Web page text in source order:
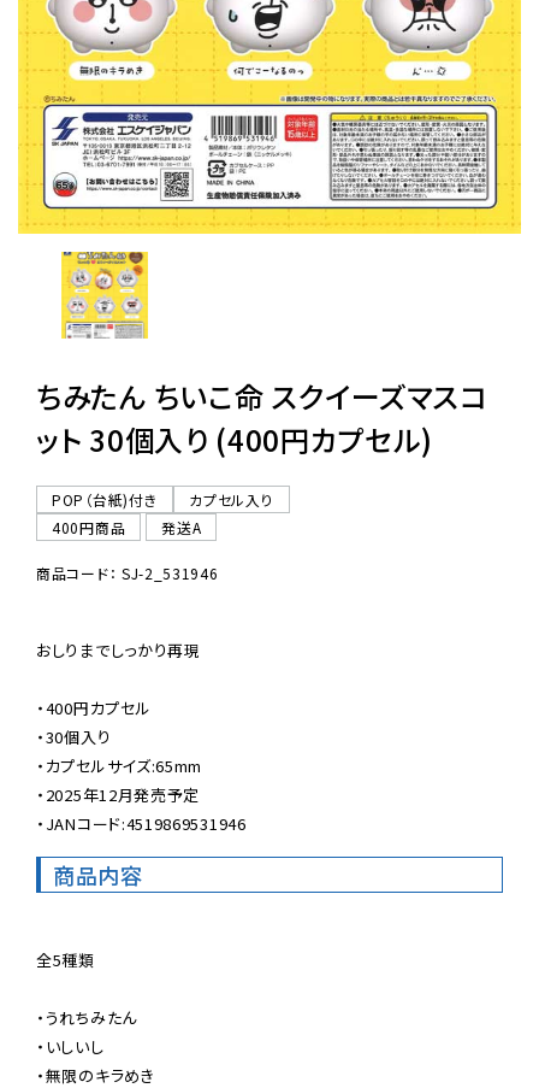
景品・玩具・文具
販促用カプセルトイ
06-6282-7659
ちみたん ちいこ命 スクイーズマスコ
ット 30個入り (400円カプセル)
POP（台紙)付き
カプセル入り
400円商品
発送A
商品コード： SJ-2_531946
おしりまでしっかり再現
・400円カプセル
・30個入り
・カプセルサイズ:65mm
・2025年12月発売予定
・JANコード:4519869531946
商品内容
全5種類
・うれちみたん
・いしいし
・無限のキラめき